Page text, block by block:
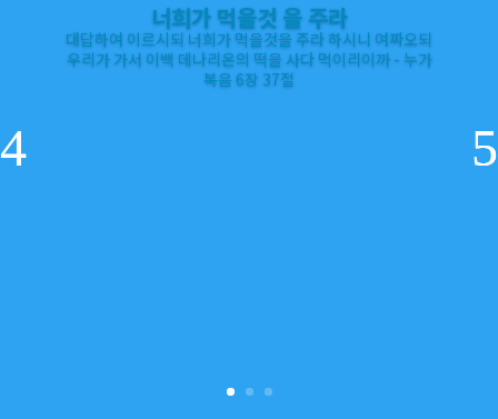
너희가 먹을것 을 주라
대답하여 이르시되 너희가 먹을것을 주라 하시니 여짜오되
우리가 가서 이백 데나리온의 떡을 사다 먹이리이까 - 누가
복음 6장 37절